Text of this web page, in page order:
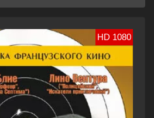
HD 1080